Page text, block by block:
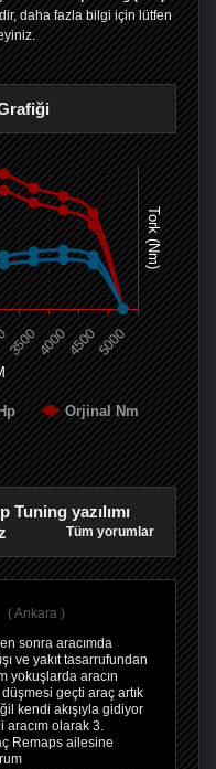
daha fazla bilgi için lütfen
Tork (Nm)
Orjinal Nm
3500400045005000
Tuning yazılımı
Tüm yorumlar
Ankara
sonra aracımda
ve yakıt tasarrufundan
yokuşlarda aracın
geçti araç artık
kendi akışıyla gidiyor
aracım olarak 3.
Remaps ailesine